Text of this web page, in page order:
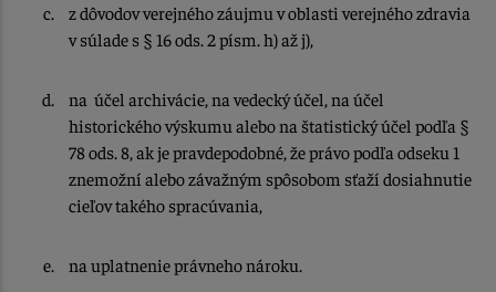
z dôvodov verejného záujmu v oblasti verejného zdravia
v súlade s § 16 ods. 2 písm. h) až j),
na účel archivácie, na vedecký účel, na účel
historického výskumu alebo na štatistický účel podľa §
78 ods. 8, ak je pravdepodobné, že právo podľa odseku 1
znemožní alebo závažným spôsobom sťaží dosiahnutie
cieľov takého spracúvania,
na uplatnenie právneho nároku.